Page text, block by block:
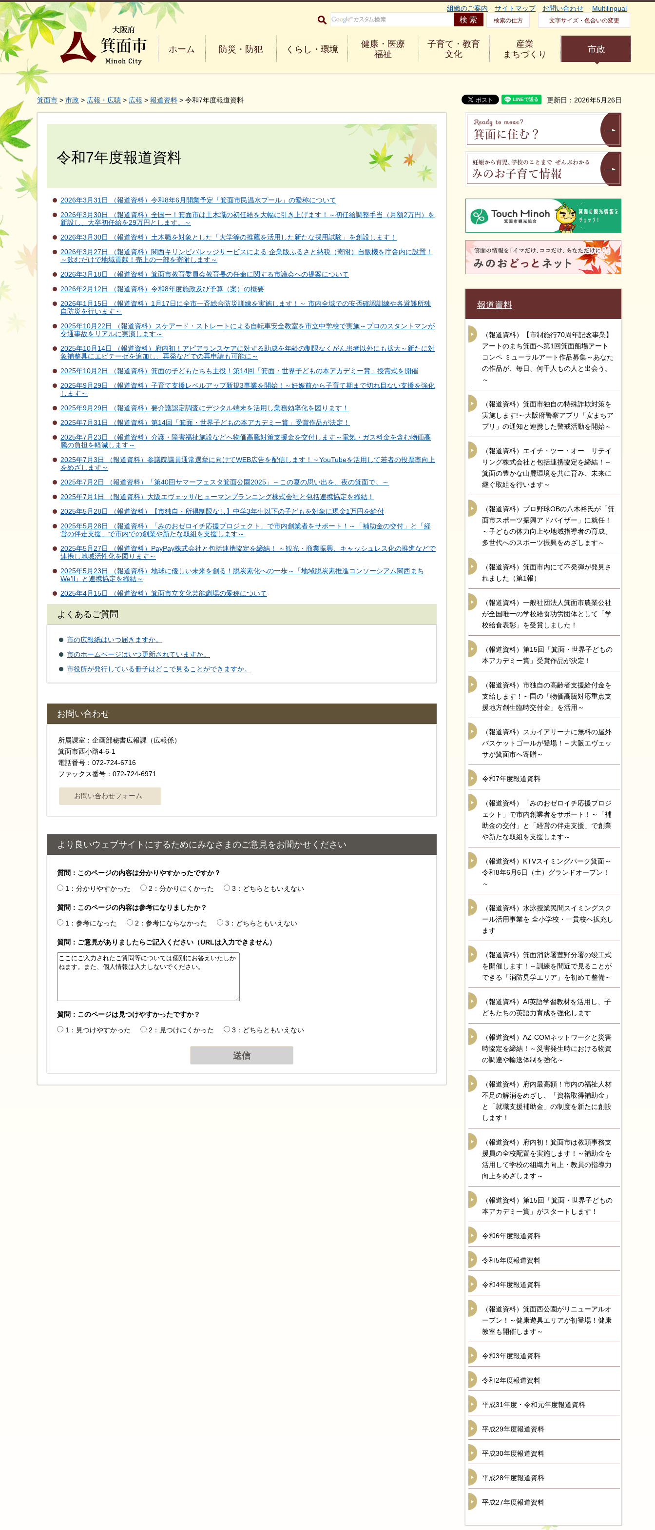
大阪府箕面市 Minoh City
組織のご案内 サイトマップ お問い合わせ Multilingual
検索の仕方 文字サイズ・色合いの変更
ホーム 防災・防犯 くらし・環境
健康・医療
福祉
子育て・教育
文化
産業
まちづくり
市政
箕面市 > 市政 > 広報・広聴 > 広報 > 報道資料 > 令和7年度報道資料 更新日：2026年5月26日
令和7年度報道資料
2026年3月31日 （報道資料）令和8年6月開業予定「箕面市民温水プール」の愛称について
2026年3月30日 （報道資料）全国一！箕面市は土木職の初任給を大幅に引き上げます！～初任給調整手当（月額2万円）を
新設し、大卒初任給を29万円とします。～
2026年3月30日 （報道資料）土木職を対象とした「大学等の推薦を活用した新たな採用試験」を創設します！
2026年3月27日 （報道資料）関西キリンビバレッジサービスによる 企業版ふるさと納税（寄附）自販機を庁舎内に設置！
～飲むだけで地域貢献！売上の一部を寄附します～
2026年3月18日 （報道資料）箕面市教育委員会教育長の任命に関する市議会への提案について
2026年2月12日 （報道資料）令和8年度施政及び予算（案）の概要
2026年1月15日 （報道資料）1月17日に全市一斉総合防災訓練を実施します！～ 市内全域での安否確認訓練や各避難所独
自防災を行います～
2025年10月22日 （報道資料）スケアード・ストレートによる自転車安全教室を市立中学校で実施～プロのスタントマンが
交通事故をリアルに実演します～
2025年10月14日 （報道資料）府内初！アピアランスケアに対する助成を年齢の制限なくがん患者以外にも拡大～新たに対
象補整具にエピテーゼを追加し、再発などでの再申請も可能に～
2025年10月2日 （報道資料）箕面の子どもたちも主役！第14回「箕面・世界子どもの本アカデミー賞」授賞式を開催
2025年9月29日 （報道資料）子育て支援レベルアップ新規3事業を開始！～妊娠前から子育て期まで切れ目ない支援を強化
します～
2025年9月29日 （報道資料）要介護認定調査にデジタル端末を活用し業務効率化を図ります！
2025年7月31日 （報道資料）第14回「箕面・世界子どもの本アカデミー賞」受賞作品が決定！
2025年7月23日 （報道資料）介護・障害福祉施設などへ物価高騰対策支援金を交付します～電気・ガス料金を含む物価高
騰の負担を軽減します～
2025年7月3日 （報道資料）参議院議員通常選挙に向けてWEB広告を配信します！～YouTubeを活用して若者の投票率向上
をめざします～
2025年7月2日 （報道資料）「第40回サマーフェスタ箕面公園2025」～この夏の思い出を、夜の箕面で。～
2025年7月1日 （報道資料）大阪エヴェッサ/ヒューマンプランニング株式会社と包括連携協定を締結！
2025年5月28日 （報道資料）【市独自・所得制限なし】中学3年生以下の子どもを対象に現金1万円を給付
2025年5月28日 （報道資料）「みのおゼロイチ応援プロジェクト」で市内創業者をサポート！～「補助金の交付」と「経
営の伴走支援」で市内での創業や新たな取組を支援します～
2025年5月27日 （報道資料）PayPay株式会社と包括連携協定を締結！ ～観光・商業振興、キャッシュレス化の推進などで
連携し地域活性化を図ります～
2025年5月23日 （報道資料）地球に優しい未来を創る！脱炭素化への一歩～「地域脱炭素推進コンソーシアム関西まち
We’ll」と連携協定を締結～
2025年4月15日 （報道資料）箕面市立文化芸能劇場の愛称について
よくあるご質問
市の広報紙はいつ届きますか。
市のホームページはいつ更新されていますか。
市役所が発行している冊子はどこで見ることができますか。
お問い合わせ
所属課室：企画部秘書広報課（広報係）
箕面市西小路4‐6‐1
電話番号：072-724-6716
ファックス番号：072-724-6971
より良いウェブサイトにするためにみなさまのご意見をお聞かせください
質問：このページの内容は分かりやすかったですか？
1：分かりやすかった
2：分かりにくかった 3：どちらともいえない
質問：このページの内容は参考になりましたか？
1：参考になった
2：参考にならなかった 3：どちらともいえない
質問：ご意見がありましたらご記入ください（URLは入力できません）
質問：このページは見つけやすかったですか？
1：見つけやすかった
2：見つけにくかった 3：どちらともいえない
報道資料
（報道資料）【市制施行70周年記念事業】
アートのまち箕面へ第1回箕面船場アート
コンペ ミューラルアート作品募集～あなた
の作品が、毎日、何千人もの人と出会う。
～
（報道資料）箕面市独自の特殊詐欺対策を
実施します!～大阪府警察アプリ「安まちア
プリ」の通知と連携した警戒活動を開始～
（報道資料）エイチ・ツー・オー リテイ
リング株式会社と包括連携協定を締結！～
箕面の豊かな山麓環境を共に育み、未来に
継ぐ取組を行います～
（報道資料）プロ野球OBの八木裕氏が「箕
面市スポーツ振興アドバイザー」に就任！
～子どもの体力向上や地域指導者の育成、
多世代へのスポーツ振興をめざします～
（報道資料）箕面市内にて不発弾が発見さ
れました（第1報）
（報道資料）一般社団法人箕面市農業公社
が全国唯一の学校給食功労団体として「学
校給食表彰」を受賞しました！
（報道資料）第15回「箕面・世界子どもの
本アカデミー賞」受賞作品が決定！
（報道資料）市独自の高齢者支援給付金を
支給します！～国の「物価高騰対応重点支
援地方創生臨時交付金」を活用～
（報道資料）スカイアリーナに無料の屋外
バスケットゴールが登場！～大阪エヴェッ
サが箕面市へ寄贈～
令和7年度報道資料
（報道資料）「みのおゼロイチ応援プロジ
ェクト」で市内創業者をサポート！～「補
助金の交付」と「経営の伴走支援」で創業
や新たな取組を支援します～
（報道資料）KTVスイミングパーク箕面～
令和8年6月6日（土）グランドオープン！
～
（報道資料）水泳授業民間スイミングスク
ール活用事業を 全小学校・一貫校へ拡充し
ます
（報道資料）箕面消防署萱野分署の竣工式
を開催します！～訓練を間近で見ることが
できる「消防見学エリア」を初めて整備～
（報道資料）AI英語学習教材を活用し、子
どもたちの英語力育成を強化します
（報道資料）AZ-COMネットワークと災害
時協定を締結！～災害発生時における物資
の調達や輸送体制を強化～
（報道資料）府内最高額！市内の福祉人材
不足の解消をめざし、「資格取得補助金」
と「就職支援補助金」の制度を新たに創設
します！
（報道資料）府内初！箕面市は教頭事務支
援員の全校配置を実施します！～補助金を
活用して学校の組織力向上・教員の指導力
向上をめざします～
（報道資料）第15回「箕面・世界子どもの
本アカデミー賞」がスタートします！
令和6年度報道資料
令和5年度報道資料
令和4年度報道資料
（報道資料）箕面西公園がリニューアルオ
ープン！～健康遊具エリアが初登場！健康
教室も開催します～
令和3年度報道資料
令和2年度報道資料
平成31年度・令和元年度報道資料
平成29年度報道資料
平成30年度報道資料
平成28年度報道資料
平成27年度報道資料